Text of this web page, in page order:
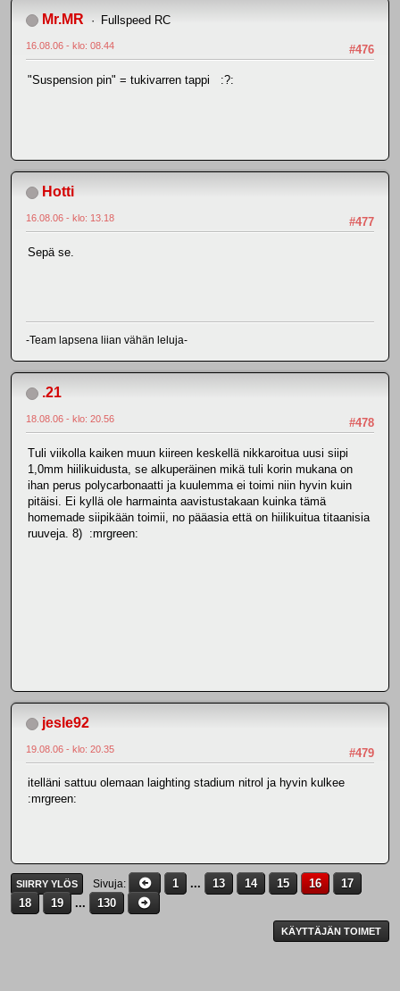
Mr.MR Fullspeed RC
#476
16.08.06 - klo: 08.44
"Suspension pin" = tukivarren tappi :?:
Hotti
#477
16.08.06 - klo: 13.18
Sepä se.
-Team lapsena liian vähän leluja-
.21
#478
18.08.06 - klo: 20.56
Tuli viikolla kaiken muun kiireen keskellä nikkaroitua uusi siipi
1,0mm hiilikuidusta, se alkuperäinen mikä tuli korin mukana on
ihan perus polycarbonaatti ja kuulemma ei toimi niin hyvin kuin
pitäisi. Ei kyllä ole harmainta aavistustakaan kuinka tämä
homemade siipikään toimii, no pääasia että on hiilikuitua titaanisia
ruuveja. 8) :mrgreen:
jesle92
#479
19.08.06 - klo: 20.35
itelläni sattuu olemaan laighting stadium nitrol ja hyvin kulkee
:mrgreen:
SIIRRY YLÖS Sivuja 1 ... 13 14 15 16
17
18
19 ... 130
KÄYTTÄJÄN TOIMET